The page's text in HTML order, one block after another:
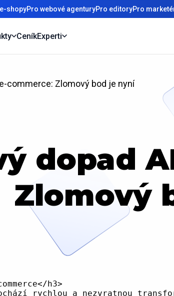
shopyPro webové agenturyPro editoryPro
CeníkExperti
commerce: Zlomový bod je nyní
dopad
Zlomový
h3>
rychlou a nezvratnou